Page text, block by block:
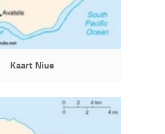
Kaart Niue